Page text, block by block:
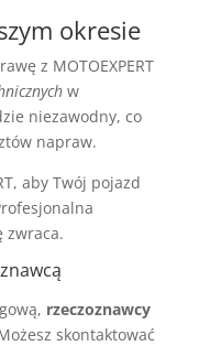
okresie
z MOTOEXPERT
w
niezawodny, co
napraw.
aby Twój pojazd
zwraca.
rzeczoznawcy
skontaktować